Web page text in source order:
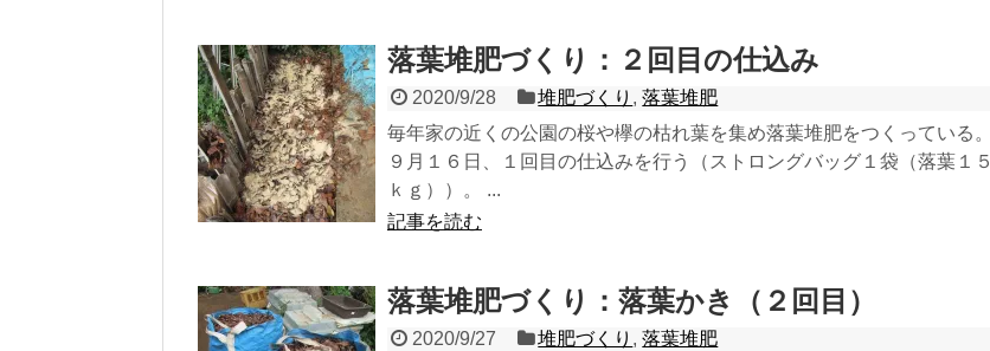
落葉堆肥づくり：２回目の仕込み
2020/9/28 堆肥づくり ,落葉堆肥
毎年家の近くの公園の桜や欅の枯れ葉を集め落葉堆肥をつくっている。
９月１６日、１回目の仕込みを行う（ストロングバッグ１袋（落葉１５
ｋｇ））。 ...
記事を読む
落葉堆肥づくり：落葉かき（２回目）
2020/9/27 堆肥づくり ,落葉堆肥